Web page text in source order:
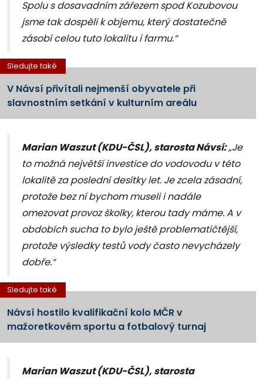
Spolu s dosavadním zářezem spod Kozubovou
jsme tak dospěli k objemu, který dostatečně
zásobí celou tuto lokalitu i farmu.“
Sledujte také
V Návsí přivítali nejmenší obyvatele při
slavnostním setkání v kulturním areálu
Marian Waszut (KDU-ČSL), starosta Návsí:„Je
to možná největší investice do vodovodu v této
lokalitě za poslední desítky let. Je zcela zásadní,
protože bez ní bychom museli i nadále
omezovat provoz školky, kterou tady máme. A v
obdobích sucha to bylo ještě problematičtější,
protože výsledky testů vody často nevycházely
dobře.“
Sledujte také
Návsí hostilo kvalifikační kolo MČR v
mažoretkovém sportu a fotbalový turnaj
Marian Waszut (KDU-ČSL), starosta